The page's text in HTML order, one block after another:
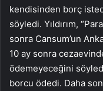
kendisinden borç
söyledi. Yıldırım,
sonra Cansum’un
10 ay sonra
ödemeyeceğini
borcu ödedi. Daha